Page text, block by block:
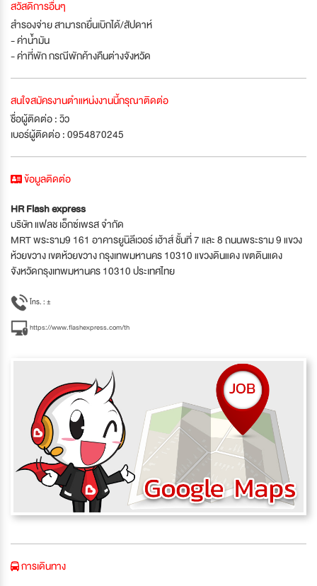
สวัสดิการอื่นๆ
สำรองจ่าย สามารถยื่นเบิกได้/สัปดาห์
- ค่าน้ำมัน
- ค่าที่พัก กรณีพักค้างคืนต่างจังหวัด
สนใจสมัครงานตำแหน่งงานนี้กรุณาติดต่อ
ชื่อผู้ติดต่อ : วิว
เบอร์ผู้ติดต่อ : 0954870245
ข้อมูลติดต่อ
HR Flash express
บริษัท แฟลช เอ็กซ์เพรส จำกัด
MRT พระราม9 161 อาคารยูนิลีเวอร์ เฮ้าส์ ชั้นที่ 7 และ 8 ถนนพระราม 9 แขวง
ห้วยขวาง เขตห้วยขวาง กรุงเทพมหานคร 10310 แขวงดินแดง เขตดินแดง
จังหวัดกรุงเทพมหานคร 10310 ประเทศไทย
โทร. : +-
https://www.flashexpress.com/th
การเดินทาง